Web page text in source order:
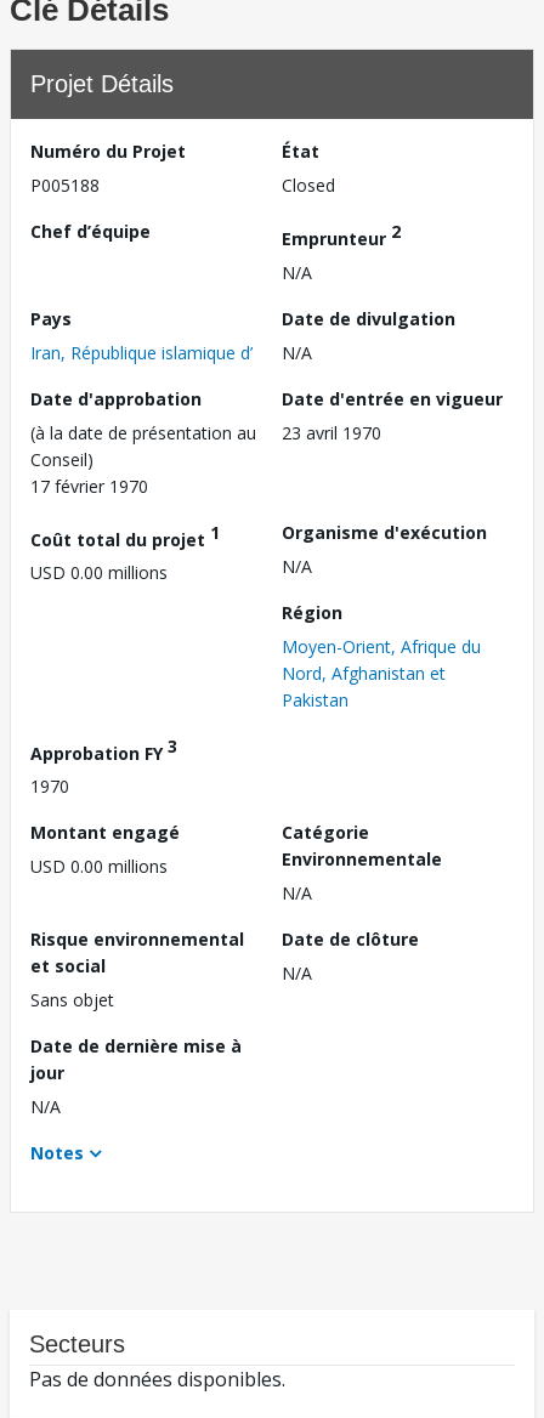
Clé Détails
Projet Détails
Numéro du Projet
P005188
État
Closed
Chef d’équipe
Emprunteur 2
N/A
Pays
Iran, République islamique d’
Date de divulgation
N/A
Date d'approbation
(à la date de présentation au
Conseil)
17 février 1970
Date d'entrée en vigueur
23 avril 1970
Coût total du projet 1
USD 0.00 millions
Organisme d'exécution
N/A
Région
Moyen-Orient, Afrique du
Nord, Afghanistan et
Pakistan
Approbation FY3
1970
Montant engagé
USD 0.00 millions
Catégorie
Environnementale
N/A
Risque environnemental
et social
Sans objet
Date de clôture
N/A
Date de dernière mise à
jour
N/A
Notes
Secteurs
Pas de données disponibles.